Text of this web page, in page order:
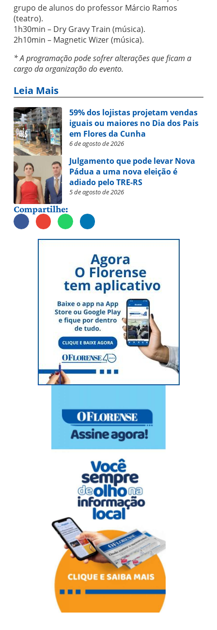
grupo de alunos do professor Márcio Ramos
(teatro).
1h30min – Dry Gravy Train (música).
2h10min – Magnetic Wizer (música).
* A programação pode sofrer alterações que ficam a
cargo da organização do evento.
Leia Mais
59% dos lojistas projetam vendas
iguais ou maiores no Dia dos Pais
em Flores da Cunha
6 de agosto de 2026
Julgamento que pode levar Nova
Pádua a uma nova eleição é
adiado pelo TRE-RS
5 de agosto de 2026
Compartilhe: